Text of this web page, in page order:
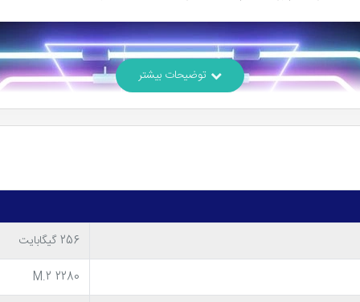
256 گیگابایت
M.2 2280